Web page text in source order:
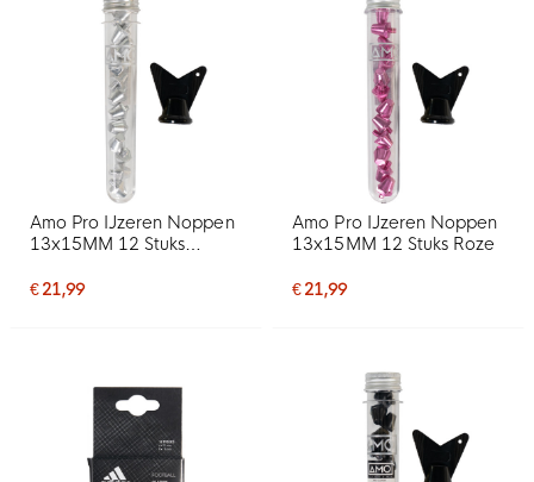
Amo Pro IJzeren Noppen
13x15MM 12 Stuks
€ 21,99
Amo Pro IJzeren Noppen
13x15MM 12 Stuks Roze
€ 21,99